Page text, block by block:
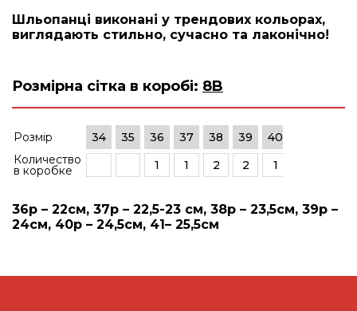
Шльопанці виконані у трендових кольорах,
виглядають стильно, сучасно та лаконічно!
Розмірна сітка в коробі: 8B
Розмір 34 35 36 37 38 39 40
Количество
в коробке 1 1 2 2 1
36р – 22см, 37р – 22,5-23 см, 38р – 23,5см, 39р –
24см, 40р – 24,5см, 41– 25,5см